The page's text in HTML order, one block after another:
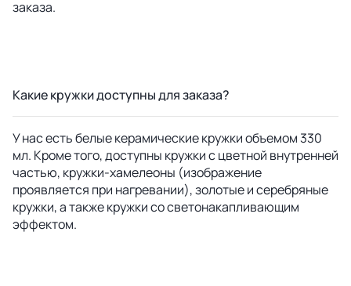
заказа.
Какие кружки доступны для заказа?
У нас есть белые керамические кружки объемом 330
мл. Кроме того, доступны кружки с цветной внутренней
частью, кружки-хамелеоны (изображение
проявляется при нагревании), золотые и серебряные
кружки, а также кружки со светонакапливающим
эффектом.